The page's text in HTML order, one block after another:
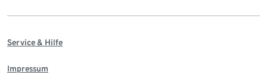
Service & Hilfe
Impressum